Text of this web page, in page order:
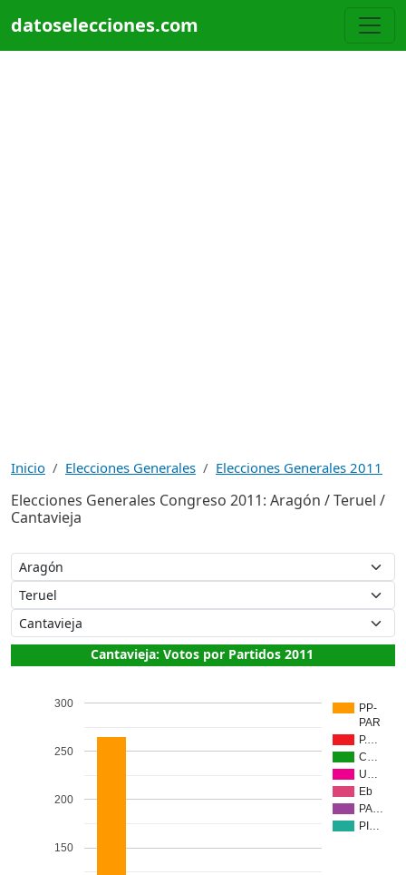
datoselecciones.com
Inicio Elecciones Generales Elecciones Generales 2011
Elecciones Generales Congreso 2011: Aragón / Teruel /
Cantavieja
Cantavieja: Votos por Partidos 2011
PP-
PAR
P.…
C…
U…
Eb
PA…
PI…
150
200
250
300